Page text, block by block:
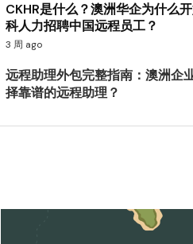
CKHR是什么？澳洲华企为什么
科人力招聘中国远程员工？
3 周 ago
远程助理外包完整指南：澳洲企
择靠谱的远程助理？